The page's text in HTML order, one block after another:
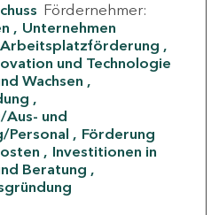
Fördernehmer:
Unternehmen
Arbeitsplatzförderung
und Technologie
Wachsen
und
Personal
Förderung
Investitionen in
Beratung